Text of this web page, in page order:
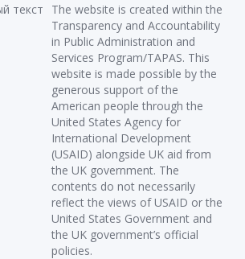
The website is created within the
Transparency and Accountability
in Public Administration and
Services Program/TAPAS. This
website is made possible by the
generous support of the
American people through the
United States Agency for
International Development
(USAID) alongside UK aid from
the UK government. The
contents do not necessarily
reflect the views of USAID or the
United States Government and
the UK government’s official
policies.